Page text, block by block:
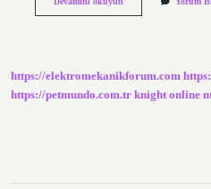
https://elektromekanikforum.com
https://petmundo.com.tr knight online